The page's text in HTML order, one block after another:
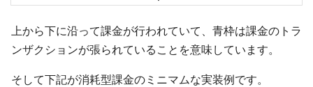
上から下に沿って課金が行われていて、青枠は課金のトラ
ンザクションが張られていることを意味しています。
そして下記が消耗型課金のミニマムな実装例です。